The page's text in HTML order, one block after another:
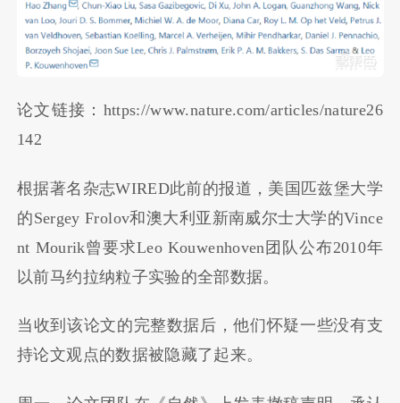
论文链接：https://www.nature.com/articles/nature26
142
根据著名杂志WIRED此前的报道，美国匹兹堡大学
的Sergey Frolov和澳大利亚新南威尔士大学的Vince
nt Mourik曾要求Leo Kouwenhoven团队公布2010年
以前马约拉纳粒子实验的全部数据。
当收到该论文的完整数据后，他们怀疑一些没有支
持论文观点的数据被隐藏了起来。